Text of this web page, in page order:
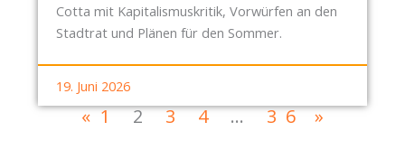
Cotta mit Kapitalismuskritik, Vorwürfen an den
Stadtrat und Plänen für den Sommer.
19. Juni 2026
« 1 2 3 4 … 36 »